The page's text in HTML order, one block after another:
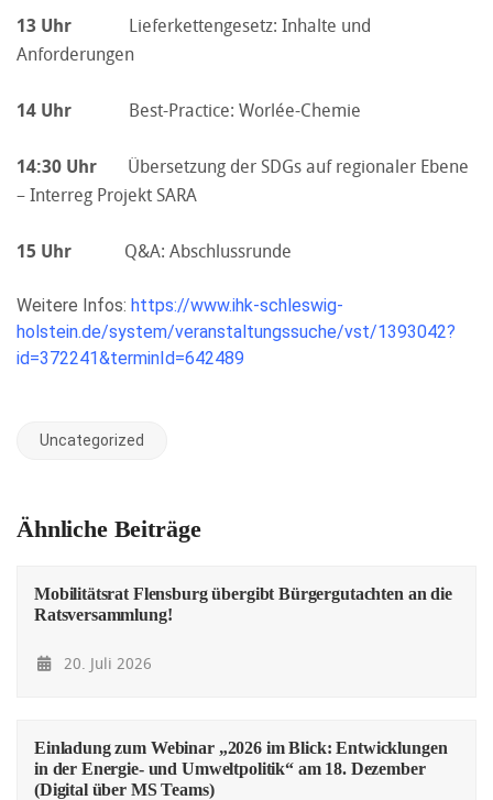
13 Uhr Lieferkettengesetz: Inhalte und
Anforderungen
14 Uhr Best-Practice: Worlée-Chemie
14:30 Uhr Übersetzung der SDGs auf regionaler Ebene
– Interreg Projekt SARA
15 Uhr Q&A: Abschlussrunde
Weitere Infos: https://www.ihk-schleswig-
holstein.de/system/veranstaltungssuche/vst/1393042?
id=372241&terminId=642489
Uncategorized
Ähnliche Beiträge
Mobilitätsrat Flensburg übergibt Bürgergutachten an die
Ratsversammlung!
20. Juli 2026
Einladung zum Webinar „2026 im Blick: Entwicklungen
in der Energie- und Umweltpolitik“ am 18. Dezember
(Digital über MS Teams)